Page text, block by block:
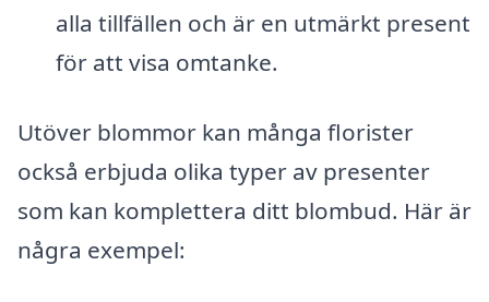
alla tillfällen och är en utmärkt present
för att visa omtanke.
Utöver blommor kan många florister
också erbjuda olika typer av presenter
som kan komplettera ditt blombud. Här är
några exempel: